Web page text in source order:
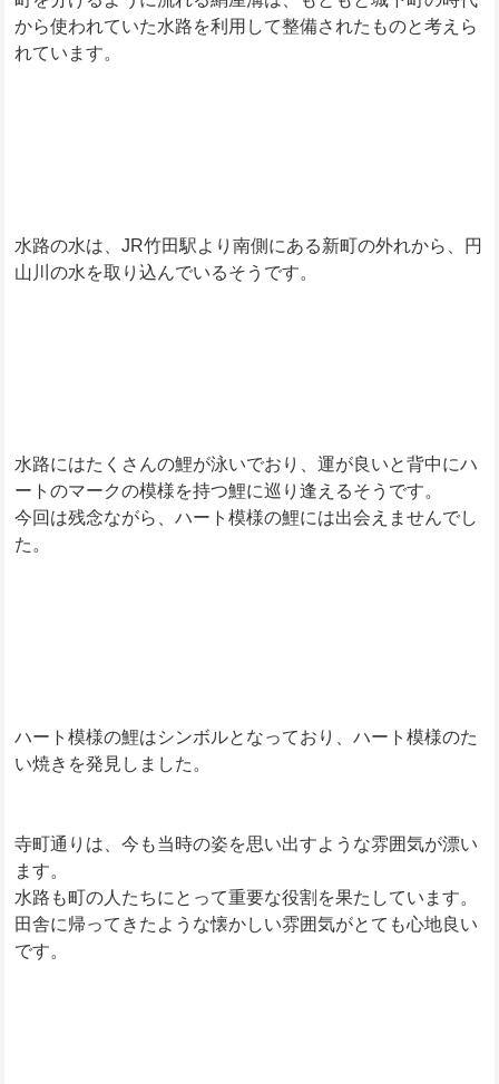
から使われていた水路を利用して整備されたものと考えら
れています。
水路の水は、JR竹田駅より南側にある新町の外れから、円
山川の水を取り込んでいるそうです。
水路にはたくさんの鯉が泳いでおり、運が良いと背中にハ
ートのマークの模様を持つ鯉に巡り逢えるそうです。
今回は残念ながら、ハート模様の鯉には出会えませんでし
た。
ハート模様の鯉はシンボルとなっており、ハート模様のた
い焼きを発見しました。
寺町通りは、今も当時の姿を思い出すような雰囲気が漂い
ます。
水路も町の人たちにとって重要な役割を果たしています。
田舎に帰ってきたような懐かしい雰囲気がとても心地良い
です。